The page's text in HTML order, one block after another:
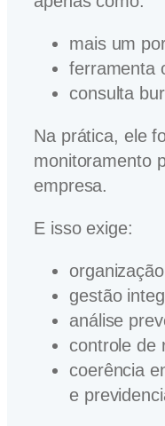
mais um
ferramenta
consulta
Na prática, ele
monitoramento
empresa.
E isso exige:
gestão
análise
controle de
coerência
e